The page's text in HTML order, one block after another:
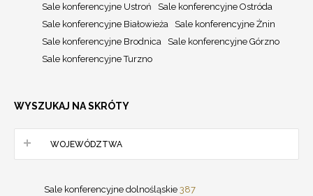
Sale konferencyjne Ustroń
Sale konferencyjne Ostróda
Sale konferencyjne Białowieża
Sale konferencyjne Żnin
Sale konferencyjne Brodnica
Sale konferencyjne Górzno
Sale konferencyjne Turzno
WYSZUKAJ NA SKRÓTY
WOJEWÓDZTWA
Sale konferencyjne dolnośląskie 387